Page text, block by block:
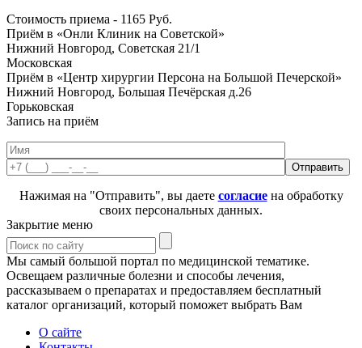
Стоимость приема - 1165 Руб.
Приём в «Онли Клиник на Советской»
Нижний Новгород, Советская 21/1
Московская
Приём в «Центр хирургии Персона на Большой Печерской»
Нижний Новгород, Большая Печёрская д.26
Горьковская
Запись на приём
Нажимая на "Отправить", вы даете согласиена обработку
своих персональных данных.
Закрытие меню
Мы самый большой портал по медицинской тематике.
Освещаем различные болезни и способы лечения,
рассказываем о препаратах и предоставляем бесплатный
каталог организаций, который поможет выбрать Вам
О сайте